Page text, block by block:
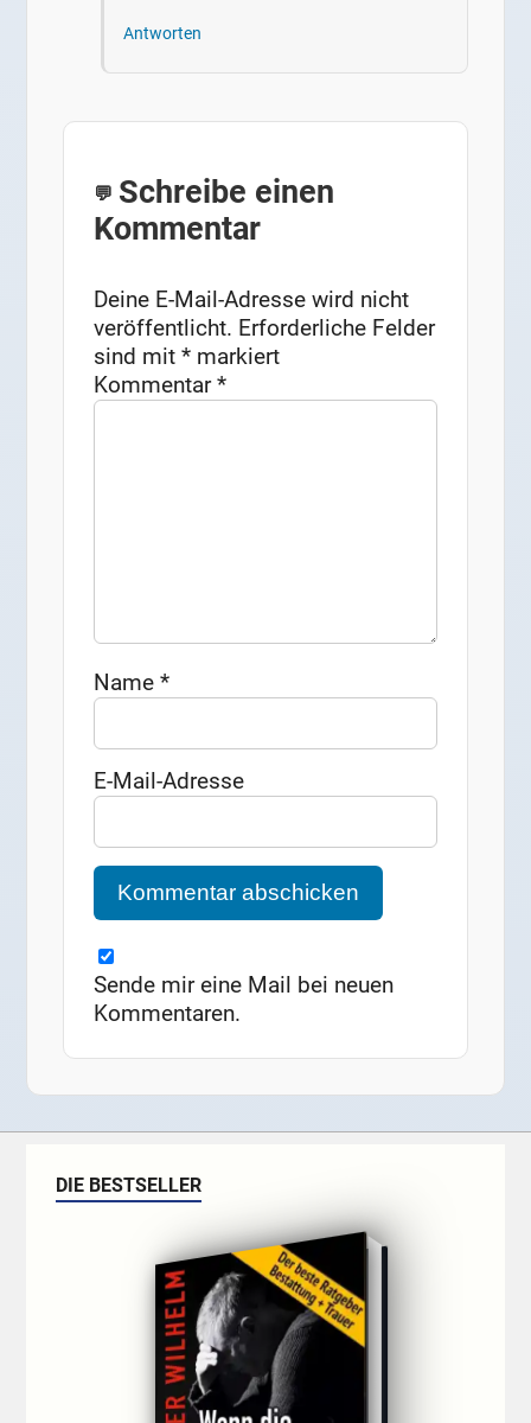
Antworten
Schreibe einen
Kommentar
Deine E-Mail-Adresse wird nicht
veröffentlicht. Erforderliche Felder
sind mit* markiert
Kommentar*
Name*
E-Mail-Adresse
Sende mir eine Mail bei neuen
Kommentaren.
DIE BESTSELLER